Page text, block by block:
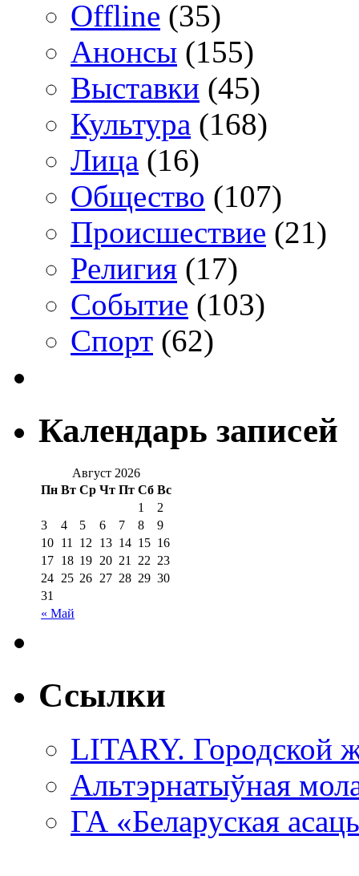
Offline (35)
Анонсы (155)
Выставки (45)
Культура (168)
Лица (16)
Общество (107)
Происшествие (21)
Религия (17)
Событие (103)
Спорт (62)
Календарь записей
Август 2026
Пн Вт Ср Чт Пт Сб Вс
« Май
1
2
3
4 5 6 7 8
9
10 11 12 13 14 15 16
17 18 19 20 21 22 23
24 25 26 27 28 29 30
31
Ссылки
LITARY. Городской
Альтэрнатыўная
ГА «Беларуская